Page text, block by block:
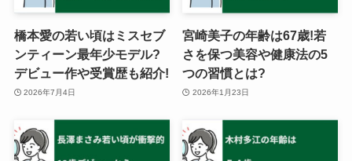
橋本愛の若い頃はミスセブ
ンティーン最年少モデル?
デビュー作や受賞歴も紹介!
2026年7月4日
宮崎美子の年齢は67歳!若
さを保つ美容や健康法の5
つの習慣とは?
2026年1月23日